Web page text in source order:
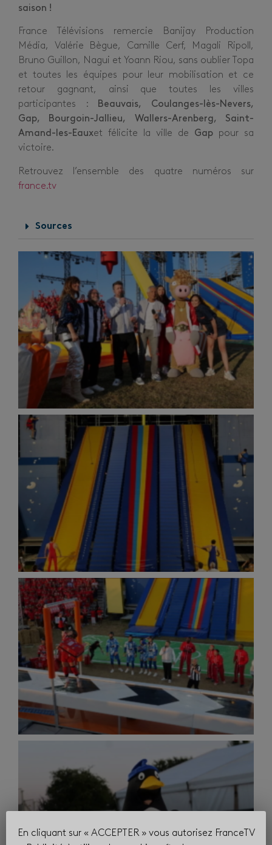
saison !
France Télévisions remercie Banijay Production
Média, Valérie Bègue, Camille Cerf, Magali Ripoll,
Bruno Guillon, Nagui et Yoann Riou, sans oublier Topa
et toutes les équipes pour leur mobilisation et ce
retour gagnant, ainsi que toutes les villes
participantes : Beauvais, Coulanges-lès-Nevers,
Gap, Bourgoin-Jallieu, Wallers-Arenberg, Saint-
Amand-les-Eauxet félicite la ville de Gap pour sa
victoire.
Retrouvez l’ensemble des quatre numéros sur
france.tv
Sources
En cliquant sur « ACCEPTER » vous autorisez FranceTV